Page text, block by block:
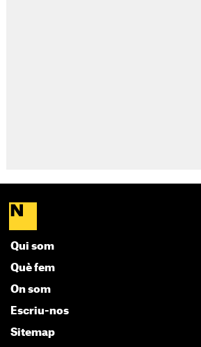
Qui som
Què fem
On som
Escriu-nos
Sitemap